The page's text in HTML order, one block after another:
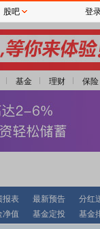
基金 理财 保险
报表 最新预告 分红
净值 基金定投 基金
股吧 登